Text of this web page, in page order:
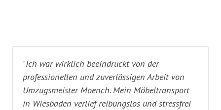
"Ich war wirklich beeindruckt von der
professionellen und zuverlässigen Arbeit von
Umzugsmeister Moench. Mein Möbeltransport
in Wiesbaden verlief reibungslos und stressfrei